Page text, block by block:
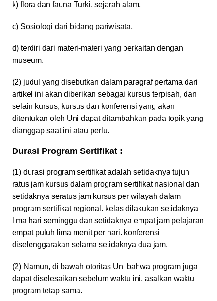
k) flora dan fauna Turki, sejarah alam,
c) Sosiologi dari bidang pariwisata,
d) terdiri dari materi-materi yang berkaitan dengan
museum.
(2) judul yang disebutkan dalam paragraf pertama dari
artikel ini akan diberikan sebagai kursus terpisah, dan
selain kursus, kursus dan konferensi yang akan
ditentukan oleh Uni dapat ditambahkan pada topik yang
dianggap saat ini atau perlu.
Durasi Program Sertifikat :
(1) durasi program sertifikat adalah setidaknya tujuh
ratus jam kursus dalam program sertifikat nasional dan
setidaknya seratus jam kursus per wilayah dalam
program sertifikat regional. kelas dilakukan setidaknya
lima hari seminggu dan setidaknya empat jam pelajaran
empat puluh lima menit per hari. konferensi
diselenggarakan selama setidaknya dua jam.
(2) Namun, di bawah otoritas Uni bahwa program juga
dapat diselesaikan sebelum waktu ini, asalkan waktu
program tetap sama.